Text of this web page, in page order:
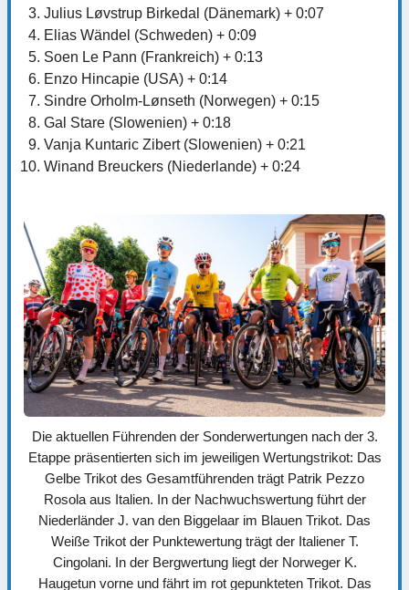
Julius Løvstrup Birkedal (Dänemark) + 0:07
Elias Wändel (Schweden) + 0:09
Soen Le Pann (Frankreich) + 0:13
Enzo Hincapie (USA) + 0:14
Sindre Orholm-Lønseth (Norwegen) + 0:15
Gal Stare (Slowenien) + 0:18
Vanja Kuntaric Zibert (Slowenien) + 0:21
Winand Breuckers (Niederlande) + 0:24
Die aktuellen Führenden der Sonderwertungen nach der 3.
Etappe präsentierten sich im jeweiligen Wertungstrikot: Das
Gelbe Trikot des Gesamtführenden trägt Patrik Pezzo
Rosola aus Italien. In der Nachwuchswertung führt der
Niederländer J. van den Biggelaar im Blauen Trikot. Das
Weiße Trikot der Punktewertung trägt der Italiener T.
Cingolani. In der Bergwertung liegt der Norweger K.
Haugetun vorne und fährt im rot gepunkteten Trikot. Das